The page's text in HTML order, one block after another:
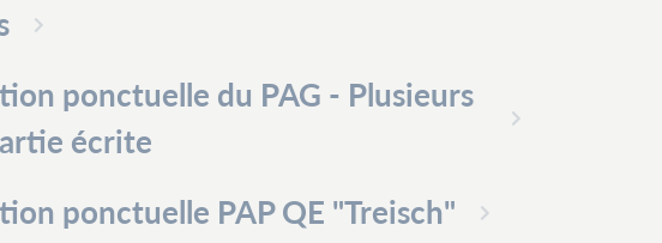
ponctuelle du PAG - Plusieurs
écrite
ponctuelle PAP QE "Treisch"